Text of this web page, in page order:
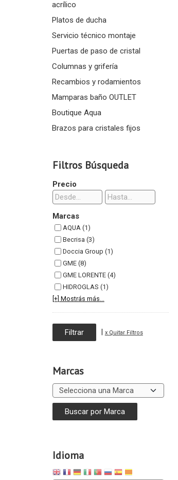
acrílico
Platos de ducha
Servicio técnico montaje
Puertas de paso de cristal
Columnas y grifería
Recambios y rodamientos
Mamparas baño OUTLET
Boutique Aqua
Brazos para cristales fijos
Filtros Búsqueda
Precio
Marcas
AQUA (1)
Becrisa (3)
Doccia Group (1)
GME (8)
GME LORENTE (4)
HIDROGLAS (1)
[+] Mostrás más...
| x Quitar Filtros
Marcas
Idioma